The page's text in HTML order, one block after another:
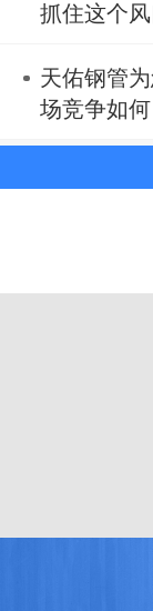
抓住这个风
天佑钢管
场竞争如何